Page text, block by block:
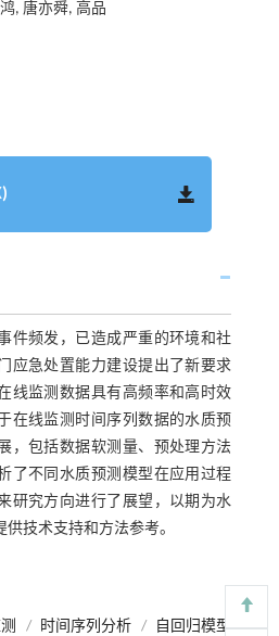
, 唐亦舜, 高品
件频发，已造成严重的环境和社
应急处置能力建设提出了新要求
线监测数据具有高频率和高时效
在线监测时间序列数据的水质预
，包括数据软测量、预处理方法
了不同水质预测模型在应用过程
研究方向进行了展望，以期为水
技术支持和方法参考。
/ 时间序列分析 /
自回归模型